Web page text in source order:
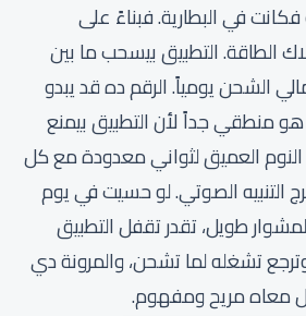
في البطارية. فبناءً على
الطاقة. التطبيق بيسحب ما بين
من إجمالي الشحن يومياً. الرقم ده قد يبدو
هو منطقي جداً لأن التطبيق بيمنع
العميق لثواني معدودة مع كل
الصوتي. لو حسيت في يوم
طويل، تقدر تقفل التطبيق
تشغله لما تشحن، والمرونة دي
معاه مريح ومفهوم.